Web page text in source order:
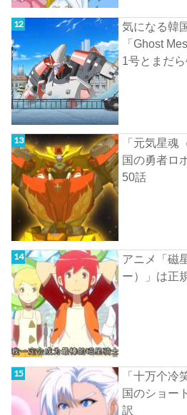
気になる韓
「Ghost
1号とまだ
「元気星魂
国の勇者ロ
50話
アニメ「磁
ー）」は正
「十万个冷
国のショー
訳